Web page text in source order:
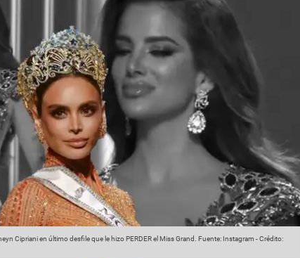
Cipriani en último desfile que le hizo PERDER el Miss Grand. Fuente: Instagram -Crédito: